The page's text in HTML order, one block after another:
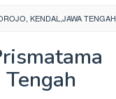
KENDAL,JAWA TENGAH